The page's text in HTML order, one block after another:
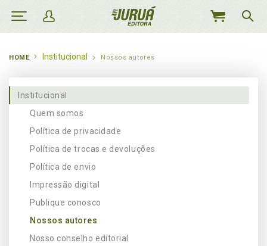
MEU
HOME Institucional Nossos autores
Institucional
Quem somos
Política de privacidade
Política de trocas e devoluções
Política de envio
Impressão digital
Publique conosco
Nossos autores
Nosso conselho editorial